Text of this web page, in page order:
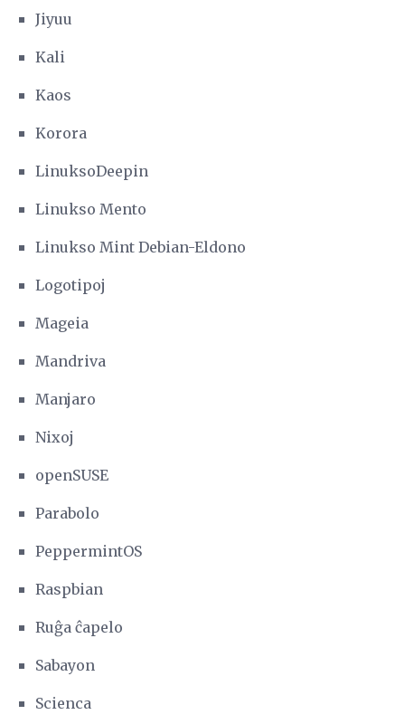
Jiyuu
Kali
Kaos
Korora
LinuksoDeepin
Linukso Mento
Linukso Mint Debian-Eldono
Logotipoj
Mageia
Mandriva
Manjaro
Nixoj
openSUSE
Parabolo
PeppermintOS
Raspbian
Ruĝa ĉapelo
Sabayon
Scienca